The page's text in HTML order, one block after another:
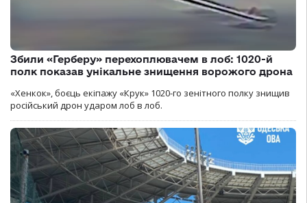
Збили «Герберу» перехоплювачем в лоб: 1020-й
полк показав унікальне знищення ворожого дрона
«Хенкок», боєць екіпажу «Крук» 1020-го зенітного полку знищив
російський дрон ударом лоб в лоб.